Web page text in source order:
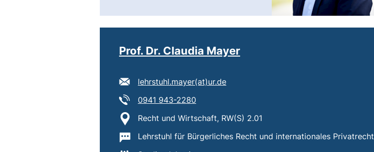
Prof. Dr. Claudia Mayer
E-Mail Adresse:
lehrstuhl.mayer​(at)​ur.de(öffnet Ihr E-Mail-Programm)
Tel:
0941 943-2280
Standort:
Recht und Wirtschaft, RW(S) 2.01
Wichtige Informationen:
Lehrstuhl für Bürgerliches Recht und internationales Privatrecht